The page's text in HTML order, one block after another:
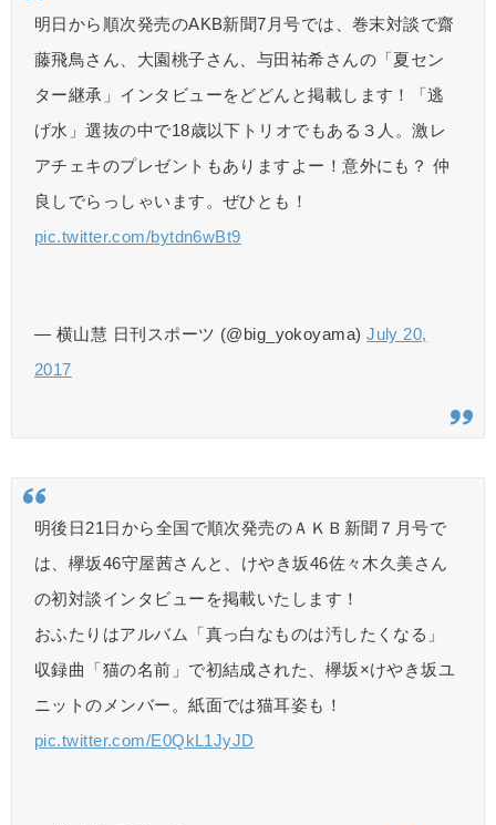
明日から順次発売のAKB新聞7月号では、巻末対談で齋
藤飛鳥さん、大園桃子さん、与田祐希さんの「夏セン
ター継承」インタビューをどどんと掲載します！「逃
げ水」選抜の中で18歳以下トリオでもある３人。激レ
アチェキのプレゼントもありますよー！意外にも？ 仲
良しでらっしゃいます。ぜひとも！
pic.twitter.com/bytdn6wBt9
— 横山慧 日刊スポーツ (@big_yokoyama)July 20,
2017
明後日21日から全国で順次発売のＡＫＢ新聞７月号で
は、欅坂46守屋茜さんと、けやき坂46佐々木久美さん
の初対談インタビューを掲載いたします！
おふたりはアルバム「真っ白なものは汚したくなる」
収録曲「猫の名前」で初結成された、欅坂×けやき坂ユ
ニットのメンバー。紙面では猫耳姿も！
pic.twitter.com/E0QkL1JyJD